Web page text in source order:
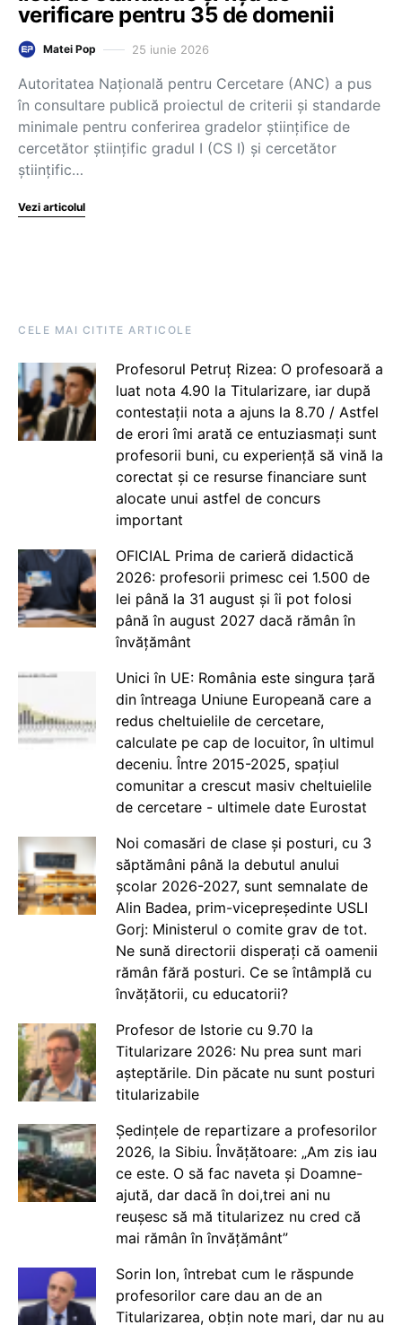
verificare pentru 35 de domenii
Matei Pop 25 iunie 2026
Autoritatea Națională pentru Cercetare (ANC) a pus
în consultare publică proiectul de criterii și standarde
minimale pentru conferirea gradelor științifice de
cercetător științific gradul I (CS I) și cercetător
științific…
Vezi articolul
CELE MAI CITITE ARTICOLE
Profesorul Petruț Rizea: O profesoară a
luat nota 4.90 la Titularizare, iar după
contestații nota a ajuns la 8.70 / Astfel
de erori îmi arată ce entuziasmați sunt
profesorii buni, cu experiență să vină la
corectat și ce resurse financiare sunt
alocate unui astfel de concurs
important
OFICIAL Prima de carieră didactică
2026: profesorii primesc cei 1.500 de
lei până la 31 august și îi pot folosi
până în august 2027 dacă rămân în
învățământ
Unici în UE: România este singura țară
din întreaga Uniune Europeană care a
redus cheltuielile de cercetare,
calculate pe cap de locuitor, în ultimul
deceniu. Între 2015-2025, spațiul
comunitar a crescut masiv cheltuielile
de cercetare - ultimele date Eurostat
Noi comasări de clase și posturi, cu 3
săptămâni până la debutul anului
școlar 2026-2027, sunt semnalate de
Alin Badea, prim-vicepreședinte USLI
Gorj: Ministerul o comite grav de tot.
Ne sună directorii disperați că oamenii
rămân fără posturi. Ce se întâmplă cu
învățătorii, cu educatorii?
Profesor de Istorie cu 9.70 la
Titularizare 2026: Nu prea sunt mari
așteptările. Din păcate nu sunt posturi
titularizabile
Ședințele de repartizare a profesorilor
2026, la Sibiu. Învățătoare: „Am zis iau
ce este. O să fac naveta și Doamne-
ajută, dar dacă în doi,trei ani nu
reușesc să mă titularizez nu cred că
mai rămân în învățământ”
Sorin Ion, întrebat cum le răspunde
profesorilor care dau an de an
Titularizarea, obțin note mari, dar nu au